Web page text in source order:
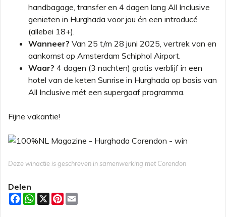
handbagage, transfer en 4 dagen lang All Inclusive
genieten in Hurghada voor jou én een introducé
(allebei 18+).
Wanneer? Van 25 t/m 28 juni 2025, vertrek van en
aankomst op Amsterdam Schiphol Airport.
Waar? 4 dagen (3 nachten) gratis verblijf in een
hotel van de keten Sunrise in Hurghada op basis van
All Inclusive mét een supergaaf programma.
Fijne vakantie!
Deze winactie is geschreven in samenwerking met Corendon
Delen
F
a
W
h
X
P